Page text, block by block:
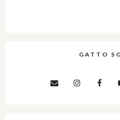
GATTO